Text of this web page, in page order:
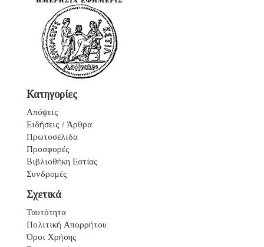
Κατηγορίες
Απόψεις
Ειδήσεις / Άρθρα
Πρωτοσέλιδα
Προσφορές
Βιβλιοθήκη Εστίας
Συνδρομές
Σχετικά
Ταυτότητα
Πολιτική Απορρήτου
Όροι Χρήσης